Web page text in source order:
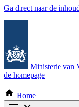
Ga direct naar de inhoud
Ministerie van
de homepage
Home